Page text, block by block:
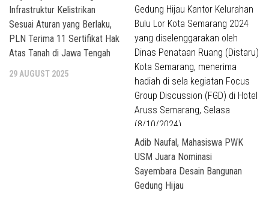
Infrastruktur Kelistrikan
Sesuai Aturan yang Berlaku,
PLN Terima 11 Sertifikat Hak
Atas Tanah di Jawa Tengah
29 AUGUST 2025
Adib Naufal, Mahasiswa PWK
USM Juara Nominasi
Sayembara Desain Bangunan
Gedung Hijau